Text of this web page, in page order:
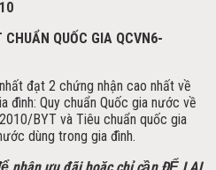
QUỐC GIA QCVN6-
đạt 2 chứng nhận cao nhất về
Quy chuẩn Quốc gia nước về
BYT và Tiêu chuẩn quốc gia
dùng trong gia đình.